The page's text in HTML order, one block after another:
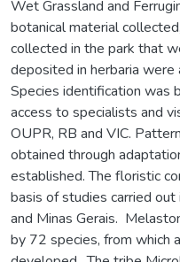
Wet Grassland and
botanical material
collected in the park that
deposited in herbaria were
Species identification was
access to specialists and
OUPR, RB and VIC.
obtained through
established. The floristic
basis of studies carried
and Minas Gerais.
by 72 species, from which